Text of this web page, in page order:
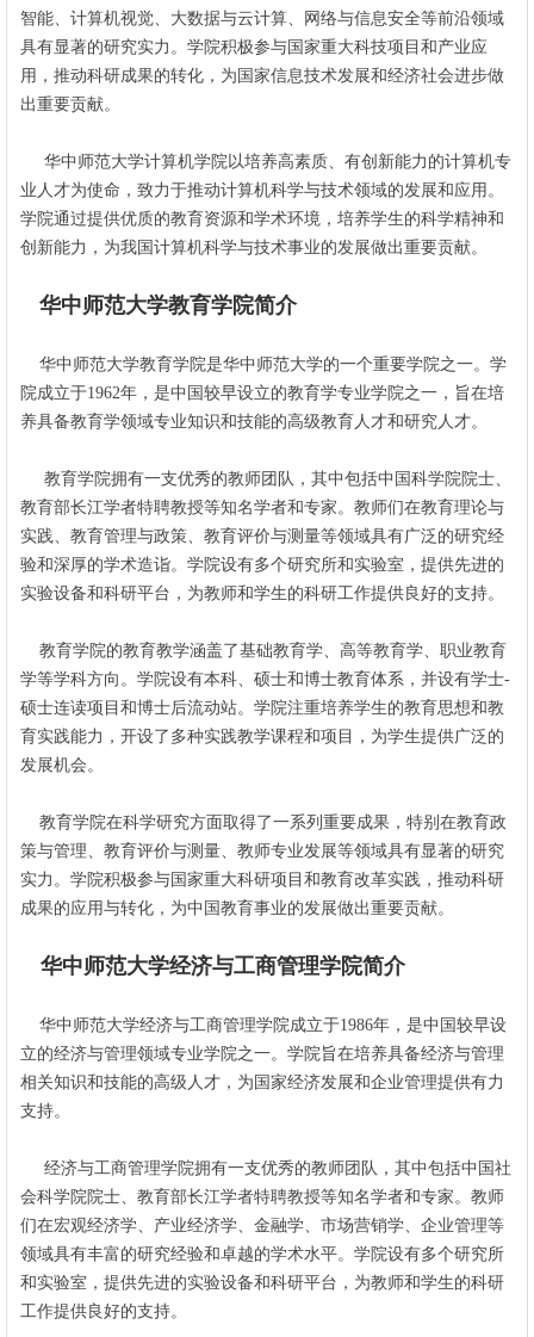
智能、计算机视觉、大数据与云计算、网络与信息安全等前沿领域
具有显著的研究实力。学院积极参与国家重大科技项目和产业应
用，推动科研成果的转化，为国家信息技术发展和经济社会进步做
出重要贡献。
华中师范大学计算机学院以培养高素质、有创新能力的计算机专
业人才为使命，致力于推动计算机科学与技术领域的发展和应用。
学院通过提供优质的教育资源和学术环境，培养学生的科学精神和
创新能力，为我国计算机科学与技术事业的发展做出重要贡献。
华中师范大学教育学院简介
华中师范大学教育学院是华中师范大学的一个重要学院之一。学
院成立于1962年，是中国较早设立的教育学专业学院之一，旨在培
养具备教育学领域专业知识和技能的高级教育人才和研究人才。
教育学院拥有一支优秀的教师团队，其中包括中国科学院院士、
教育部长江学者特聘教授等知名学者和专家。教师们在教育理论与
实践、教育管理与政策、教育评价与测量等领域具有广泛的研究经
验和深厚的学术造诣。学院设有多个研究所和实验室，提供先进的
实验设备和科研平台，为教师和学生的科研工作提供良好的支持。
教育学院的教育教学涵盖了基础教育学、高等教育学、职业教育
学等学科方向。学院设有本科、硕士和博士教育体系，并设有学士-
硕士连读项目和博士后流动站。学院注重培养学生的教育思想和教
育实践能力，开设了多种实践教学课程和项目，为学生提供广泛的
发展机会。
教育学院在科学研究方面取得了一系列重要成果，特别在教育政
策与管理、教育评价与测量、教师专业发展等领域具有显著的研究
实力。学院积极参与国家重大科研项目和教育改革实践，推动科研
成果的应用与转化，为中国教育事业的发展做出重要贡献。
华中师范大学经济与工商管理学院简介
华中师范大学经济与工商管理学院成立于1986年，是中国较早设
立的经济与管理领域专业学院之一。学院旨在培养具备经济与管理
相关知识和技能的高级人才，为国家经济发展和企业管理提供有力
支持。
经济与工商管理学院拥有一支优秀的教师团队，其中包括中国社
会科学院院士、教育部长江学者特聘教授等知名学者和专家。教师
们在宏观经济学、产业经济学、金融学、市场营销学、企业管理等
领域具有丰富的研究经验和卓越的学术水平。学院设有多个研究所
和实验室，提供先进的实验设备和科研平台，为教师和学生的科研
工作提供良好的支持。